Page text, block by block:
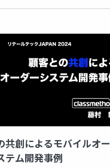
共創によるモバイルオー
テム開発事例